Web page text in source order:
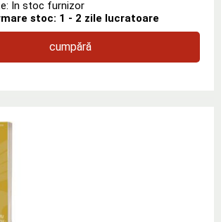
In stoc furnizor
stoc: 1 - 2 zile lucratoare
cumpără